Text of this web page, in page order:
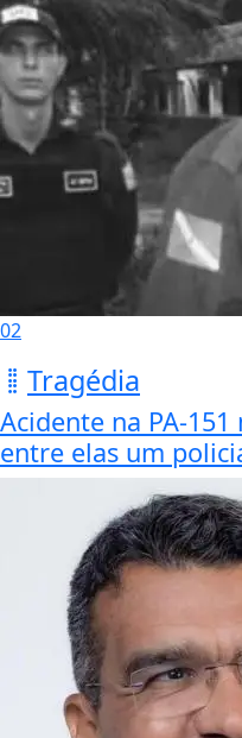
02
Tragédia
Acidente na PA-
entre elas um